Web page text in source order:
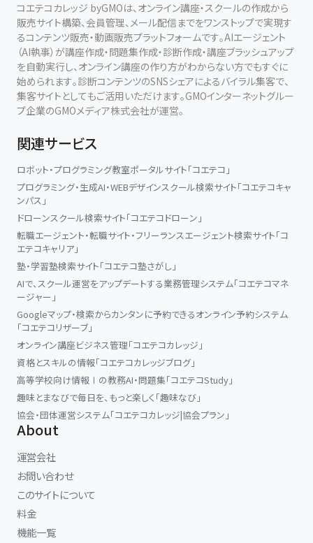
コエテコカレッジ byGMOは、オンライン講座・スクールの作成から
販売サイト構築、会員管理、メール配信までをワンストップで実現す
るコンテンツ販売・動画販売プラットフォームです。AIエージェント
（AI執事）が講座作成・問題集作成・診断作成・講座ブラッシュアップ
を自動実行し、オンライン講座の作り方がわからない方でもすぐに
始められます。診断コンテンツのSNSシェアによるバイラル集客で、
集客サイトとしてもご活用いただけます。GMOインターネットグルー
プ企業のGMOメディア株式会社が運営。
関連サービス
ロボット・プログラミング教室ポータルサイト「コエテコ」
プログラミング・生成AI・WEBデザインスクール検索サイト「コエテコキャ
ンパス」
ドローンスクール検索サイト「コエテコドローン」
転職エージェント・転職サイト・フリーランスエージェント検索サイト「コ
エテコキャリア」
塾・学習塾検索サイト「コエテコ塾さがし」
AIで、スクール運営をアップデートする業務管理システム「コエテコマネ
ージャー」
Googleマップ・検索からカンタンに予約できるオンライン予約システム
「コエテコリザーブ」
オンライン講座ビジネス管理「コエテコカレッジ」
資格とスキルの情報「コエテコカレッジブログ」
高等学校向け情報Ⅰの教務AI・問題集「コエテコStudy」
趣味とまなびで毎日を、もっと楽しく「趣味なび」
協会・団体運営システム「コエテコカレッジ|協会プラン」
About
運営会社
お問い合わせ
このサイトについて
料金
機能一覧